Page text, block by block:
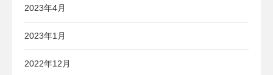
2023年4月
2023年1月
2022年12月